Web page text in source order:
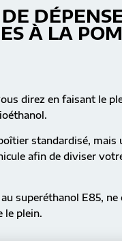
À LA
direz en faisant le
standardisé,
afin de diviser
superéthanol E85,
le plein.